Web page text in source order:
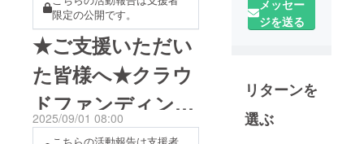
ルシェ出店者の皆さま、そ
して陰ながら支えてくだ
さったボランティア・協賛
企業・クラウドファンディ
ングで応援してくださった
皆さま・・・心より感謝申
限定の公開です。
★ご支援いただい
た皆様へ★クラウ
ドファンディング
終了のご報告とリ
2025/09/01 08:00
こちらの活動報告は支援者
し、障がい
者、健常
リティ、子
どもたちが
まぜこぜで
メッセー
ジを送る
リターンを
選ぶ